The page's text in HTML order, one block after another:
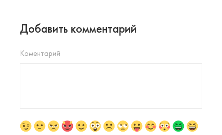
Добавить комментарий
Коментарий